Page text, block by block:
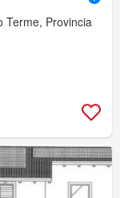
Terme, Provincia